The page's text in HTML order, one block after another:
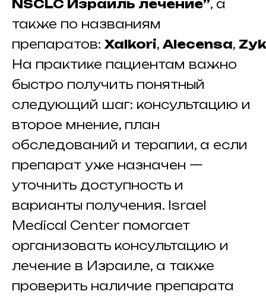
NSCLC Израиль лечение”, а
также по названиям
препаратов: Xalkori, Alecensa,
На практике пациентам важно
быстро получить понятный
следующий шаг: консультацию и
второе мнение, план
обследований и терапии, а если
препарат уже назначен —
уточнить доступность и
варианты получения. Israel
Medical Center помогает
организовать консультацию и
лечение в Израиле, а также
проверить наличие препарата